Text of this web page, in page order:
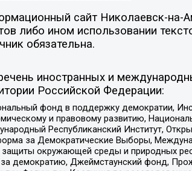
сайт Николаевск-на-
либо ином использовании
обязательна.
иностранных и
Российской Федерации:
фонд в поддержку демократии,
и правовому развитию,
Республиканский Институт,
за Демократические Выборы,
защиты окружающей среды и природных
демократию, Джеймстаунский фонд,